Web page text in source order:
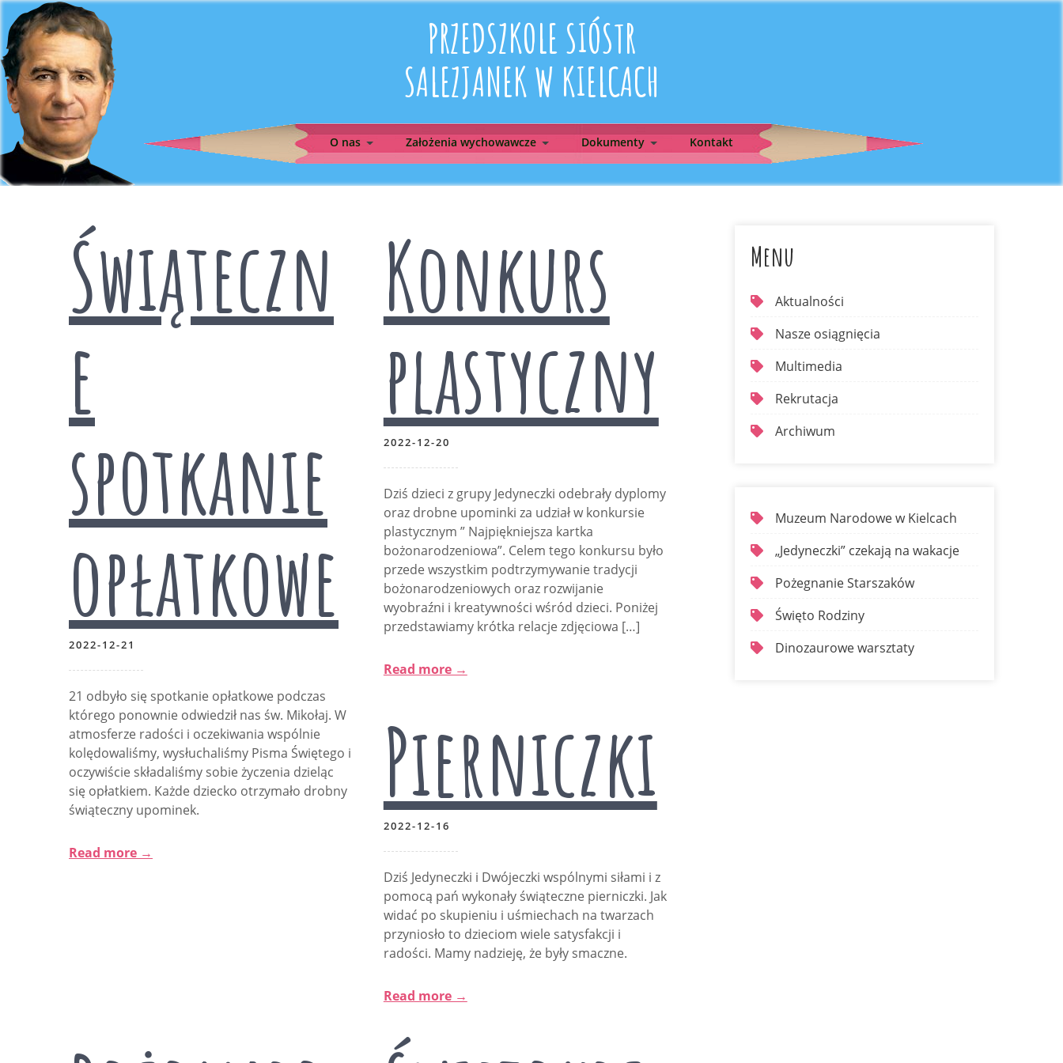
PRZEDSZKOLE SIÓSTR
SALEZJANEK W KIELCACH
O nas Założenia wychowawcze Dokumenty Kontakt
Świąteczn
e
spotkanie
opłatkowe
2022-12-21
21 odbyło się spotkanie opłatkowe podczas
którego ponownie odwiedził nas św. Mikołaj. W
atmosferze radości i oczekiwania wspólnie
kolędowaliśmy, wysłuchaliśmy Pisma Świętego i
oczywiście składaliśmy sobie życzenia dzieląc
się opłatkiem. Każde dziecko otrzymało drobny
świąteczny upominek.
Read more →
Konkurs
plastyczny
2022-12-20
Dziś dzieci z grupy Jedyneczki odebrały dyplomy
oraz drobne upominki za udział w konkursie
plastycznym ” Najpiękniejsza kartka
bożonarodzeniowa”. Celem tego konkursu było
przede wszystkim podtrzymywanie tradycji
bożonarodzeniowych oraz rozwijanie
wyobraźni i kreatywności wśród dzieci. Poniżej
przedstawiamy krótka relacje zdjęciowa […]
Read more →
Pierniczki
2022-12-16
Dziś Jedyneczki i Dwójeczki wspólnymi siłami i z
pomocą pań wykonały świąteczne pierniczki. Jak
widać po skupieniu i uśmiechach na twarzach
przyniosło to dzieciom wiele satysfakcji i
radości. Mamy nadzieję, że były smaczne.
Read more →
Menu
Aktualności
Nasze osiągnięcia
Multimedia
Rekrutacja
Archiwum
Muzeum Narodowe w Kielcach
„Jedyneczki” czekają na wakacje
Pożegnanie Starszaków
Święto Rodziny
Dinozaurowe warsztaty